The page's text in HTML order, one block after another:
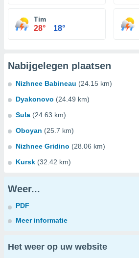
Tim
28° 18°
Nabijgelegen plaatsen
Nizhnee Babineau (24.15 km)
Dyakonovo (24.49 km)
Sula (24.63 km)
Oboyan (25.7 km)
Nizhnee Gridino (28.06 km)
Kursk (32.42 km)
Weer...
PDF
Meer informatie
Het weer op uw website